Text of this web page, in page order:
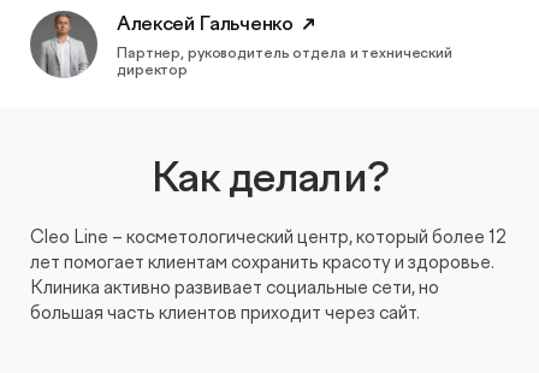
ВидеопродакшнАлексей Гальченко
Партнер, руководитель отдела и технический
директор
Как делали?
Cleo Line – косметологический центр, который более 12
лет помогает клиентам сохранить красоту и здоровье.
Клиника активно развивает социальные сети, но
большая часть клиентов приходит через сайт.